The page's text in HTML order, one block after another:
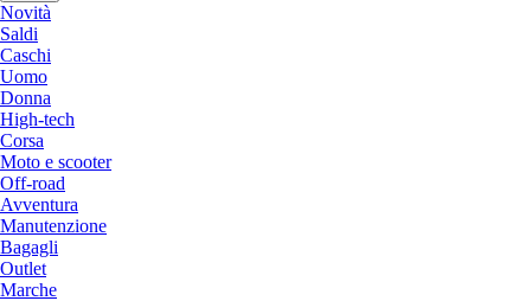
Novità
Saldi
Caschi
Uomo
Donna
High-tech
Corsa
Moto e scooter
Off-road
Avventura
Manutenzione
Bagagli
Outlet
Marche